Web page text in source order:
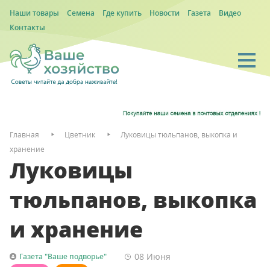
Наши товары Семена Где купить Новости Газета
Видео
Контакты
Главная Цветник
Луковицы тюльпанов, выкопка и
хранение
Луковицы
тюльпанов, выкопка
и хранение
Газета "Ваше подворье" 08 Июня